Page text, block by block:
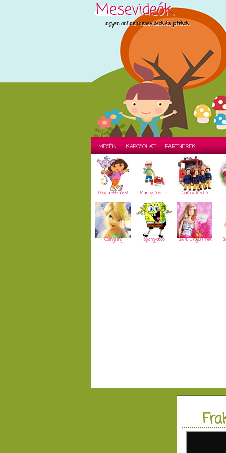
Mesevideók
Ingyen online mesevideók és játékok
MESÉK KAPCSOLAT PARTNEREK
Dóra a felfedező Manny mester Sam a tűzoltó
Csingiling Spongyabob BARBIE rajzfilmek